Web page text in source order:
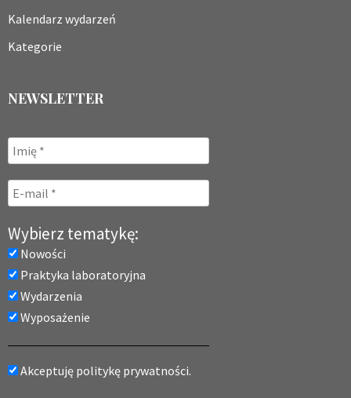
Kalendarz wydarzeń
Kategorie
NEWSLETTER
Wybierz tematykę:
Nowości
Praktyka laboratoryjna
Wydarzenia
Wyposażenie
Akceptuję politykę prywatności.